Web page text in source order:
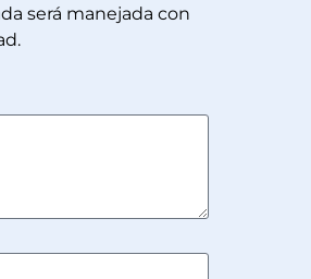
será manejada con